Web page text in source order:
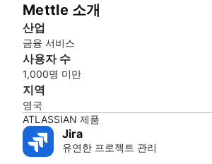
Mettle 소개
산업
금융 서비스
사용자 수
1,000명 미만
지역
영국
ATLASSIAN 제품
Jira
유연한 프로젝트 관리